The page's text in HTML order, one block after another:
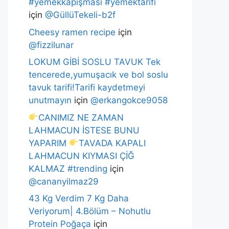
#yemekkapışması #yemektarifi
için @GüllüTekeli-b2f
Cheesy ramen recipe için
@fizzilunar
LOKUM GİBİ SOSLU TAVUK Tek
tencerede,yumuşacık ve bol soslu
tavuk tarifi!Tarifi kaydetmeyi
unutmayın için @erkangokce9058
CANIMIZ NE ZAMAN
LAHMACUN İSTESE BUNU
YAPARIM
TAVADA KAPALI
LAHMACUN KIYMASI ÇİĞ
KALMAZ #trending için
@cananyilmaz29
43 Kg Verdim 7 Kg Daha
Veriyorum| 4.Bölüm – Nohutlu
Protein Poğaça için